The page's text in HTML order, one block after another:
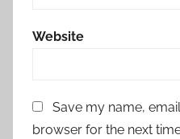
Website
Save my name,
browser for the next